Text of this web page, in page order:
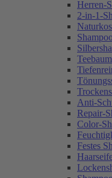
Herren-
2-in-1-
Anti-
Repair-
Color-
Festes